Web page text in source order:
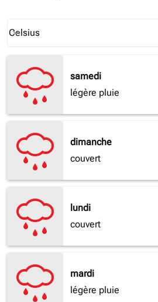
Celsius
keyboard_arrow_down
samedi
légère pluie
dimanche
couvert
lundi
couvert
mardi
légère pluie